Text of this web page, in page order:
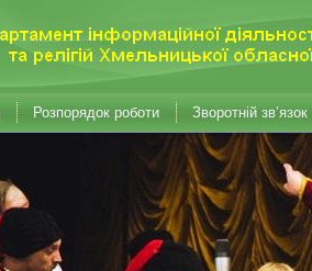
Розпорядок роботи Зворотній зв’язок